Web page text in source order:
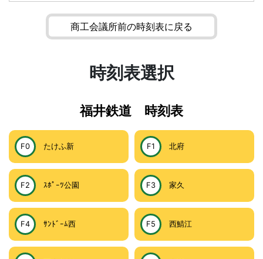
商工会議所前の時刻表に戻る
時刻表選択
福井鉄道 時刻表
F0 たけふ新 F1 北府
F2 ｽﾎﾟｰﾂ公園 F3 家久
F4 ｻﾝﾄﾞｰﾑ西 F5 西鯖江